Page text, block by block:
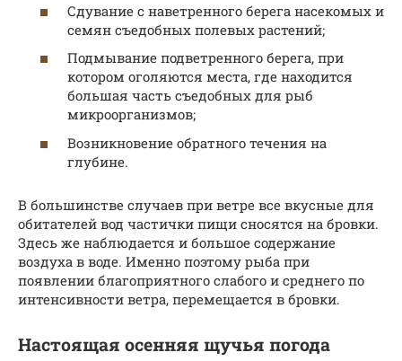
Сдувание с наветренного берега насекомых и
семян съедобных полевых растений;
Подмывание подветренного берега, при
котором оголяются места, где находится
большая часть съедобных для рыб
микроорганизмов;
Возникновение обратного течения на
глубине.
В большинстве случаев при ветре все вкусные для
обитателей вод частички пищи сносятся на бровки.
Здесь же наблюдается и большое содержание
воздуха в воде. Именно поэтому рыба при
появлении благоприятного слабого и среднего по
интенсивности ветра, перемещается в бровки.
Настоящая осенняя щучья погода